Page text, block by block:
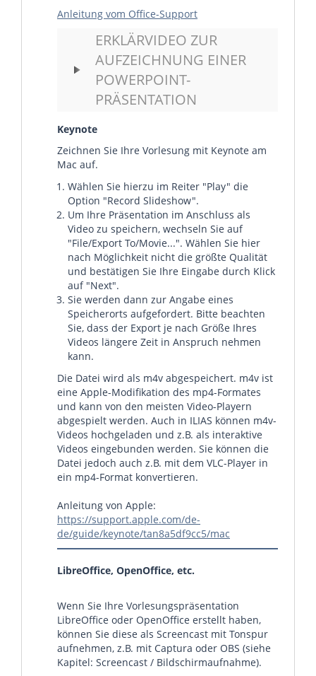
Anleitung vom Office-Support
ERKLÄRVIDEO ZUR
AUFZEICHNUNG EINER
POWERPOINT-
PRÄSENTATION
Keynote
Zeichnen Sie Ihre Vorlesung mit Keynote am
Mac auf.
Wählen Sie hierzu im Reiter "Play" die
Option "Record Slideshow".
Um Ihre Präsentation im Anschluss als
Video zu speichern, wechseln Sie auf
"File/Export To/Movie...". Wählen Sie hier
nach Möglichkeit nicht die größte Qualität
und bestätigen Sie Ihre Eingabe durch Klick
auf "Next".
Sie werden dann zur Angabe eines
Speicherorts aufgefordert. Bitte beachten
Sie, dass der Export je nach Größe Ihres
Videos längere Zeit in Anspruch nehmen
kann.
Die Datei wird als m4v abgespeichert. m4v ist
eine Apple-Modifikation des mp4-Formates
und kann von den meisten Video-Playern
abgespielt werden. Auch in ILIAS können m4v-
Videos hochgeladen und z.B. als interaktive
Videos eingebunden werden. Sie können die
Datei jedoch auch z.B. mit dem VLC-Player in
ein mp4-Format konvertieren.
Anleitung von Apple:
https://support.apple.com/de-
de/guide/keynote/tan8a5df9cc5/mac
LibreOffice, OpenOffice, etc.
Wenn Sie Ihre Vorlesungspräsentation
LibreOffice oder OpenOffice erstellt haben,
können Sie diese als Screencast mit Tonspur
aufnehmen, z.B. mit Captura oder OBS (siehe
Kapitel: Screencast / Bildschirmaufnahme).